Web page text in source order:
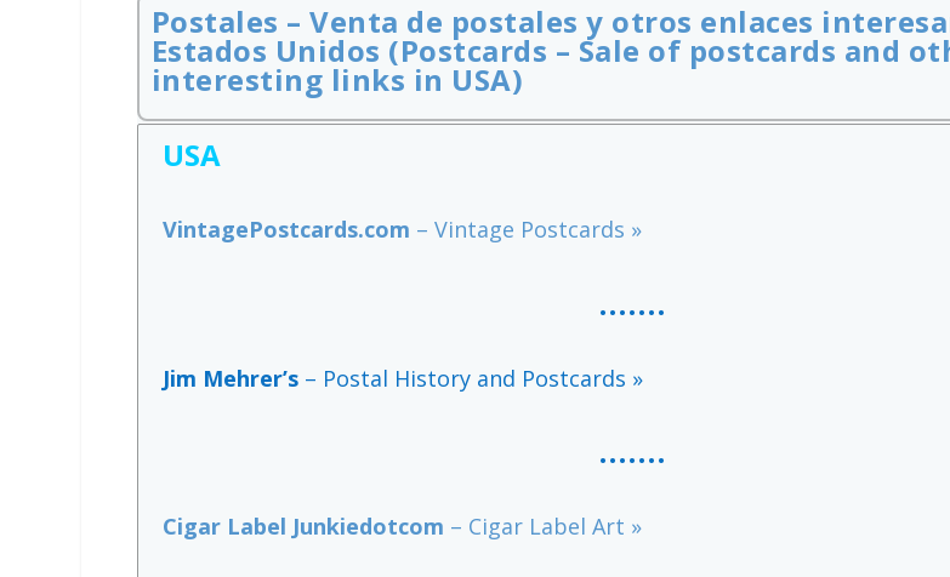
Postales – Venta de postales y otros enlaces
Estados Unidos (Postcards – Sale of postcards and
interesting links in USA)
USA
VintagePostcards.com – Vintage Postcards »
…….
Jim Mehrer’s – Postal History and Postcards »
…….
Cigar Label Junkiedotcom – Cigar Label Art »